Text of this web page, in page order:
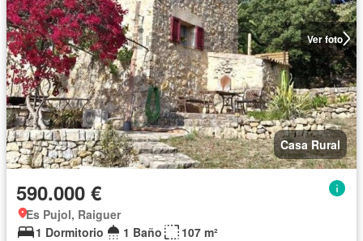
Ver foto
Casa Rural
590.000 €
Es Pujol, Raiguer
1 Dormitorio
1 Baño 107 m²